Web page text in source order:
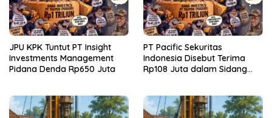
JPU KPK Tuntut PT Insight
Investments Management
Pidana Denda Rp650 Juta
PT Pacific Sekuritas
Indonesia Disebut Terima
Rp108 Juta dalam Sidang